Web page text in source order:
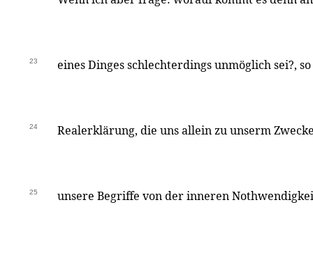
23 eines Dinges schlechterdings unmöglich sei?,
24 Realerklärung, die uns allein zu unserm
25 unsere Begriffe von der inneren